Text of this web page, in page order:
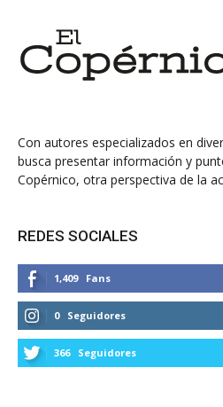
Con autores especializados en
busca presentar información y
Copérnico, otra perspectiva de la
REDES SOCIALES
1,409 Fans
0 Seguidores
366 Seguidores